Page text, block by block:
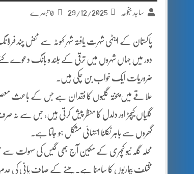
ساجد جنجوعہ 29/12/2025
پاکستان کے ایٹمی شہرت یافتہ شہر کہوٹہ سے محض چند
دور میں جہاں شہروں میں ترقی کے بلند و بانگ دعوے کئے
ضروریات ایک خواب بن چکی ہیں۔
علاقے میں پختہ گلیوں کا فقدان ہے جس کے باعث
گلیاں کیچڑ اور دلدل کا منظر پیش کرتی ہیں، جس سے نہ
گھروں سے باہر نکلنا انتہائی مشکل ہو جاتا ہے۔
محلہ گلہ نیو کچہری کے مکین آج بھی گیس کی سہولت سے
مختلف بیماریوں کا سامنا ہے۔ پینے کے صاف پانی کی عدم